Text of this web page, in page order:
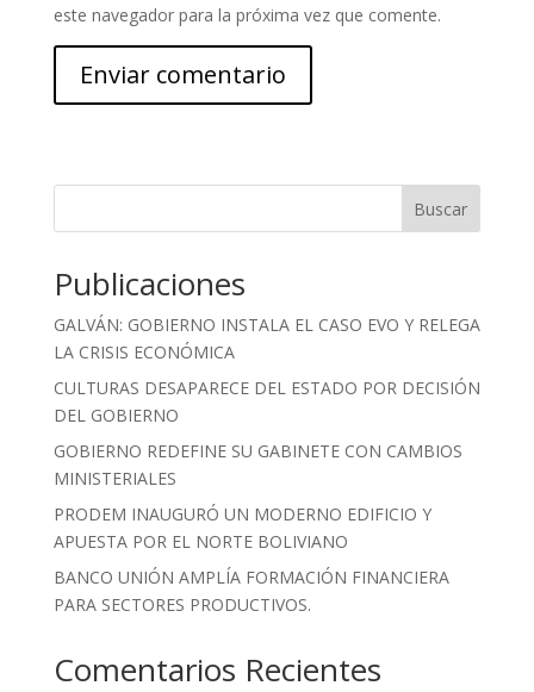
este navegador para la próxima vez que comente.
Buscar
Publicaciones
GALVÁN: GOBIERNO INSTALA EL CASO EVO Y RELEGA
LA CRISIS ECONÓMICA
CULTURAS DESAPARECE DEL ESTADO POR DECISIÓN
DEL GOBIERNO
GOBIERNO REDEFINE SU GABINETE CON CAMBIOS
MINISTERIALES
PRODEM INAUGURÓ UN MODERNO EDIFICIO Y
APUESTA POR EL NORTE BOLIVIANO
BANCO UNIÓN AMPLÍA FORMACIÓN FINANCIERA
PARA SECTORES PRODUCTIVOS.
Comentarios Recientes